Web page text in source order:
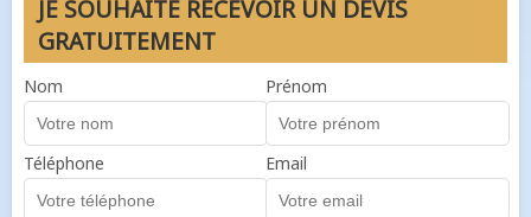
JE SOUHAITE RECEVOIR UN DEVIS
GRATUITEMENT
Nom Prénom
Téléphone Email